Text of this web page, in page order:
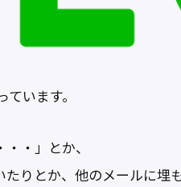
います。
・」とか、
りとか、他のメールに埋